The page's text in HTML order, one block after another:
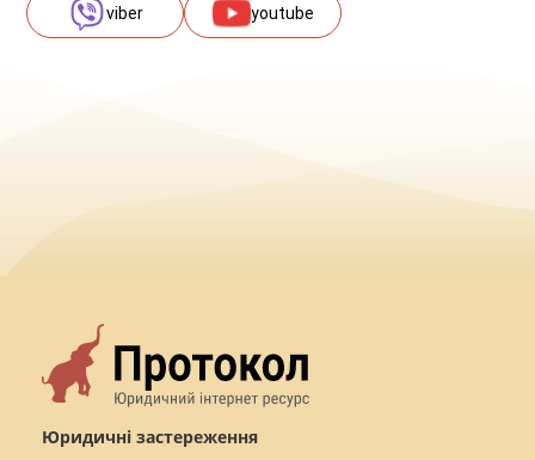
viber youtube
Юридичні застереження